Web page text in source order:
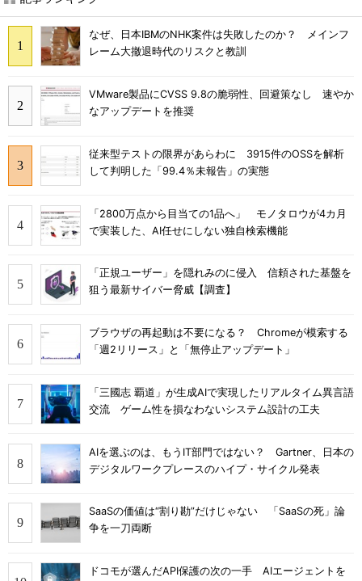
なぜ、日本IBMのNHK案件は失敗したのか？ メインフ
レーム大撤退時代のリスクと教訓
VMware製品にCVSS 9.8の脆弱性、回避策なし 速やか
なアップデートを推奨
従来型テストの限界があらわに 3915件のOSSを解析
して判明した「99.4％未報告」の実態
「2800万点から目当ての1品へ」 モノタロウが4カ月
で実装した、AI任せにしない独自検索機能
「正規ユーザー」を隠れみのに侵入 信頼された基盤を
狙う最新サイバー脅威【調査】
ブラウザの再起動は不要になる？ Chromeが模索する
「週2リリース」と「無停止アップデート」
「三國志 覇道」が生成AIで実現したリアルタイム異言語
交流 ゲーム性を損なわないシステム設計の工夫
AIを選ぶのは、もうIT部門ではない？ Gartner、日本の
デジタルワークプレースのハイプ・サイクル発表
SaaSの価値は“割り勘”だけじゃない 「SaaSの死」論
争を一刀両断
ドコモが選んだAPI保護の次の一手 AIエージェントを